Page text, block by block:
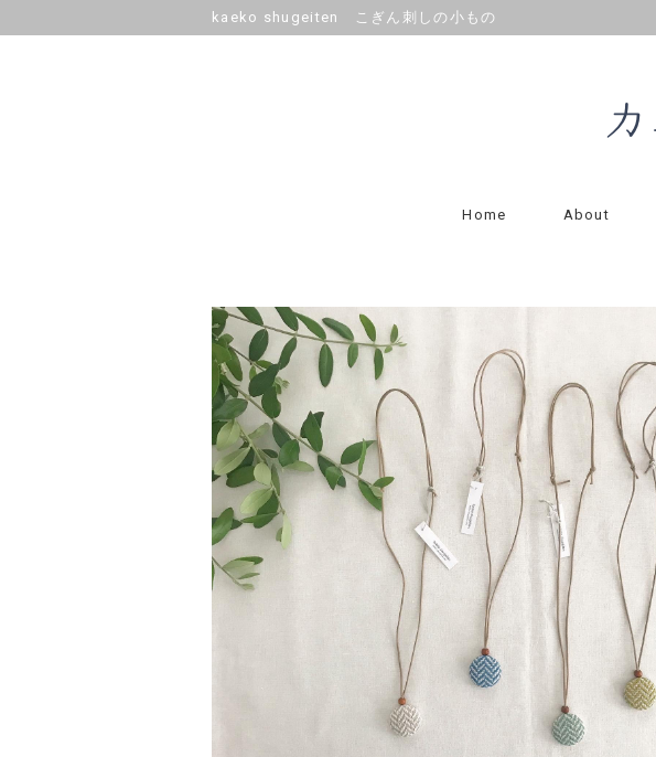
kaeko shugeiten こぎん刺しの小もの
Home About